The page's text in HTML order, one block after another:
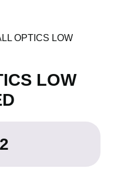
OPTICS LOW
LOW